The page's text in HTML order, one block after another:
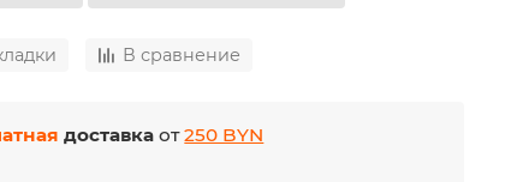
В сравнение
доставка от250 BYN